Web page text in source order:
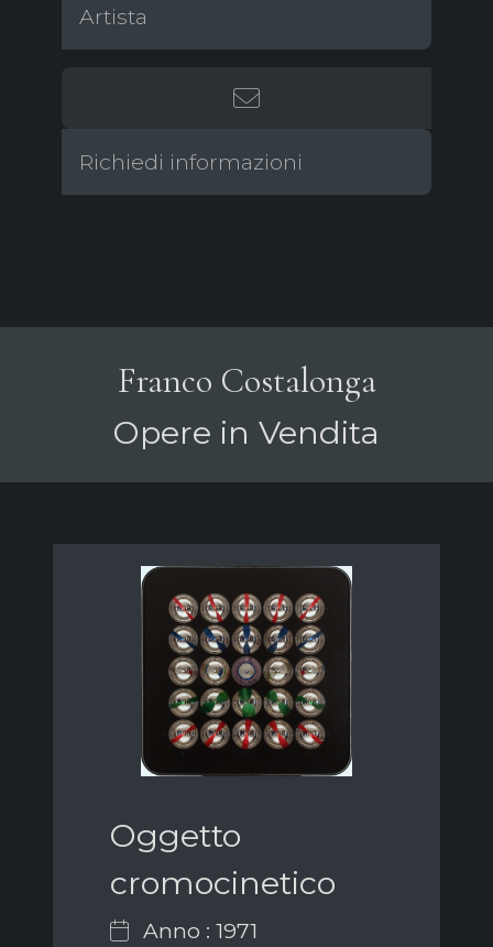
Artista
Richiedi informazioni
Franco Costalonga
Opere in Vendita
Oggetto
cromocinetico
Anno : 1971